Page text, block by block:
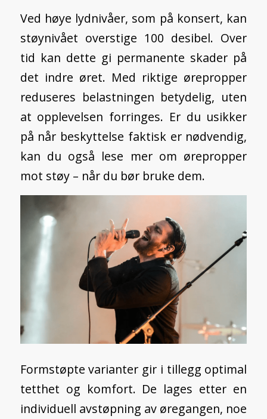
Ved høye lydnivåer, som på konsert, kan
støynivået overstige 100 desibel. Over
tid kan dette gi permanente skader på
det indre øret. Med riktige ørepropper
reduseres belastningen betydelig, uten
at opplevelsen forringes. Er du usikker
på når beskyttelse faktisk er nødvendig,
kan du også lese mer om ørepropper
mot støy – når du bør bruke dem.
Formstøpte varianter gir i tillegg optimal
tetthet og komfort. De lages etter en
individuell avstøpning av øregangen, noe